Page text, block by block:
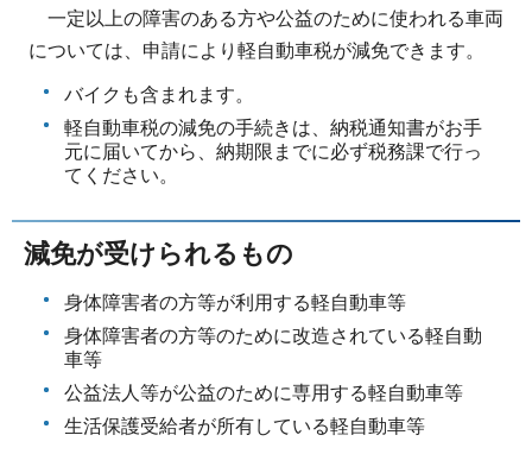
一定以上の障害のある方や公益のために使われる車両
については、申請により軽自動車税が減免できます。
バイクも含まれます。
軽自動車税の減免の手続きは、納税通知書がお手
元に届いてから、納期限までに必ず税務課で行っ
てください。
減免が受けられるもの
身体障害者の方等が利用する軽自動車等
身体障害者の方等のために改造されている軽自動
車等
公益法人等が公益のために専用する軽自動車等
生活保護受給者が所有している軽自動車等